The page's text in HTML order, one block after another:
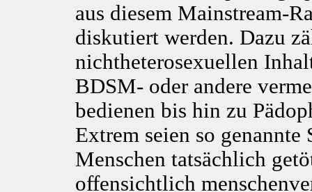
aus diesem Mainstream-
diskutiert werden. Dazu
nichtheterosexuellen
BDSM- oder andere
bedienen bis hin zu
Extrem seien so
Menschen tatsächlich
offensichtlich